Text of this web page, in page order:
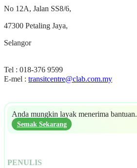
No 12A, Jalan SS8/6,
47300 Petaling Jaya,
Selangor
Tel : 018-376 9599
E-mel : transitcentre@clab.com.my
Anda mungkin layak menerima bantuan.
Semak Sekarang
PENULIS